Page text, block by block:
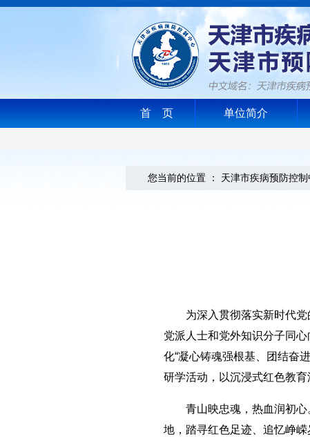
首 页 单位简介
您当前的位置 ： 天津市疾病预防控
为深入贯彻落实新时代党
党派人士和党外知识分子同
化“凝心铸魂强根基、团结奋
研学活动，以沉浸式红色教育
青山映忠魂，热血润初心
地，踏寻红色足迹、追忆峥